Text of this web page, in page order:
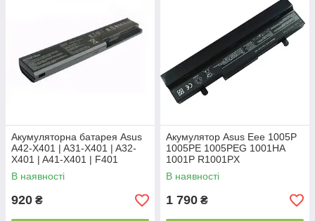
Акумуляторна батарея Asus
A42-X401 | A31-X401 | A32-
X401 | A41-X401 | F401
В наявності
920 ₴
Акумулятор Asus Eee 1005P
1005PE 1005PEG 1001HA
1001P R1001PX
В наявності
1 790 ₴